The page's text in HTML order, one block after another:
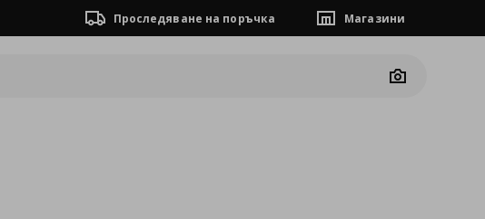
Проследяване на поръчка Магазини
Camera